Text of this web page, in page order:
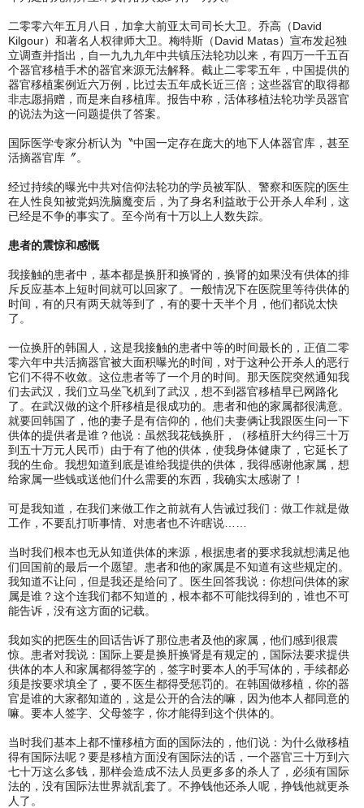
二零零六年五月八日，加拿大前亚太司司长大卫。乔高（David
Kilgour）和著名人权律师大卫。梅特斯（David Matas）宣布发起独
立调查并指出，自一九九九年中共镇压法轮功以来，有四万一千五百
个器官移植手术的器官来源无法解释。截止二零零五年，中国提供的
器官移植案例近六万例，比过去五年成长近三倍；这些器官的取得都
非志愿捐赠，而是来自移植库。报告中称，活体移植法轮功学员器官
的说法为这一问题提供了答案。
国际医学专家分析认为〝中国一定存在庞大的地下人体器官库，甚至
活摘器官库〞。
经过持续的曝光中共对信仰法轮功的学员被军队、警察和医院的医生
在人性良知被党妈洗脑魔变后，为了身名利益敢于公开杀人牟利，这
已经是不争的事实了。至今尚有十万以上人数失踪。
患者的震惊和感慨
我接触的患者中，基本都是换肝和换肾的，换肾的如果没有供体的排
斥反应基本上短时间就可以回家了。一般情况下在医院里等待供体的
时间，有的只有两天就等到了，有的要十天半个月，他们都说太快
了。
一位换肝的韩国人，这是我接触的患者中等的时间最长的，正值二零
零六年中共活摘器官被大面积曝光的时间，对于这种公开杀人的恶行
它们不得不收敛。这位患者等了一个月的时间。那天医院突然通知我
们去武汉，我们立马坐飞机到了武汉，想不到器官移植早已网路化
了。在武汉做的这个肝移植是很成功的。患者和他的家属都很满意。
就要回韩国了，他的妻子是有信仰的，他们夫妻俩让我跟医生问一下
供体的提供者是谁？他说：虽然我花钱换肝，（移植肝大约得三十万
到五十万元人民币）由于有了他的供体，使我身体健康了，它延长了
我的生命。我想知道到底是谁给我提供的供体，我得感谢他家属，想
给家属一些钱或送他们什么需要的东西，我确实太感谢了！
可是我知道，在我们来做工作之前就有人告诫过我们：做工作就是做
工作，不要乱打听事情、对患者也不许瞎说……
当时我们根本也无从知道供体的来源，根据患者的要求我就想满足他
们回国前的最后一个愿望。患者和他的家属是不知道有这些规定的。
我知道不让问，但是我还是给问了。医生回答我说：你想问供体的家
属是谁？这个连我们都不知道的，根本都不可能找得到的，谁也不可
能告诉，没有这方面的记载。
我如实的把医生的回话告诉了那位患者及他的家属，他们感到很震
惊。患者对我说：国际上要是换肝换肾是有规定的，国际法要求提供
供体的本人和家属都得签字的，签字时要本人的手写体的，手续都必
须是按要求填全了，要不医生都得受惩罚的。在韩国做移植，你的器
官是谁的大家都知道的，这是公开的合法的嘛，因为他本人都同意的
嘛。要本人签字、父母签字，你才能得到这个供体的。
当时我们基本上都不懂移植方面的国际法的，他们说：为什么做移植
得有国际法呢？要是移植方面没有国际法的话，一个器官三十万到六
七十万这么多钱，那样会造成不法人员更多多的杀人了，必须有国际
法的，没有国际法世界就乱套了。不挣钱他还杀人呢，挣钱他就更杀
人了。